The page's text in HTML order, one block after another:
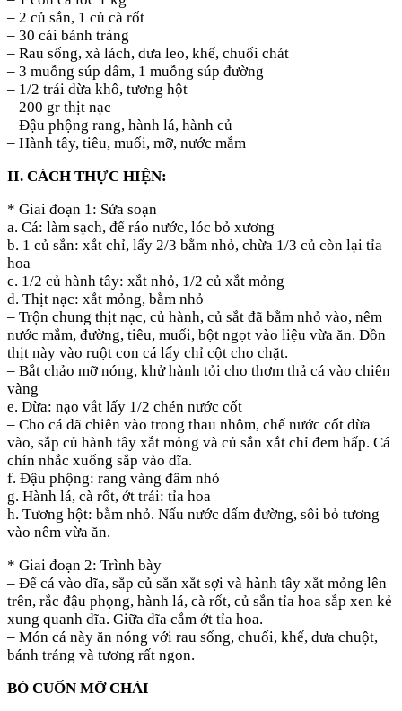
– 2 củ sắn, 1 củ cà rốt
– 30 cái bánh tráng
– Rau sống, xà lách, dưa leo, khế, chuối chát
– 3 muỗng súp dấm, 1 muỗng súp đường
– 1/2 trái dừa khô, tương hột
– 200 gr thịt nạc
– Đậu phộng rang, hành lá, hành củ
– Hành tây, tiêu, muối, mỡ, nước mắm
II. CÁCH THỰC HIỆN:
* Giai đoạn 1: Sửa soạn
a. Cá: làm sạch, để ráo nước, lóc bỏ xương
b. 1 củ sắn: xắt chỉ, lấy 2/3 bằm nhỏ, chừa 1/3 củ còn lại tỉa
hoa
c. 1/2 củ hành tây: xắt nhỏ, 1/2 củ xắt mỏng
d. Thịt nạc: xắt mỏng, bằm nhỏ
– Trộn chung thịt nạc, củ hành, củ sắt đã bằm nhỏ vào, nêm
nước mắm, đường, tiêu, muối, bột ngọt vào liệu vừa ăn. Dồn
thịt này vào ruột con cá lấy chỉ cột cho chặt.
– Bắt chảo mỡ nóng, khử hành tỏi cho thơm thả cá vào chiên
vàng
e. Dừa: nạo vắt lấy 1/2 chén nước cốt
– Cho cá đã chiên vào trong thau nhôm, chế nước cốt dừa
vào, sắp củ hành tây xắt mỏng và củ sắn xắt chỉ đem hấp. Cá
chín nhắc xuống sắp vào dĩa.
f. Đậu phộng: rang vàng đâm nhỏ
g. Hành lá, cà rốt, ớt trái: tỉa hoa
h. Tương hột: bằm nhỏ. Nấu nước dấm đường, sôi bỏ tương
vào nêm vừa ăn.
* Giai đoạn 2: Trình bày
– Để cá vào dĩa, sắp củ sắn xắt sợi và hành tây xắt mỏng lên
trên, rắc đậu phọng, hành lá, cà rốt, củ sắn tỉa hoa sắp xen kẻ
xung quanh dĩa. Giữa dĩa cắm ớt tỉa hoa.
– Món cá này ăn nóng với rau sống, chuối, khế, dưa chuột,
bánh tráng và tương rất ngon.
BÒ CUỐN MỠ CHÀI